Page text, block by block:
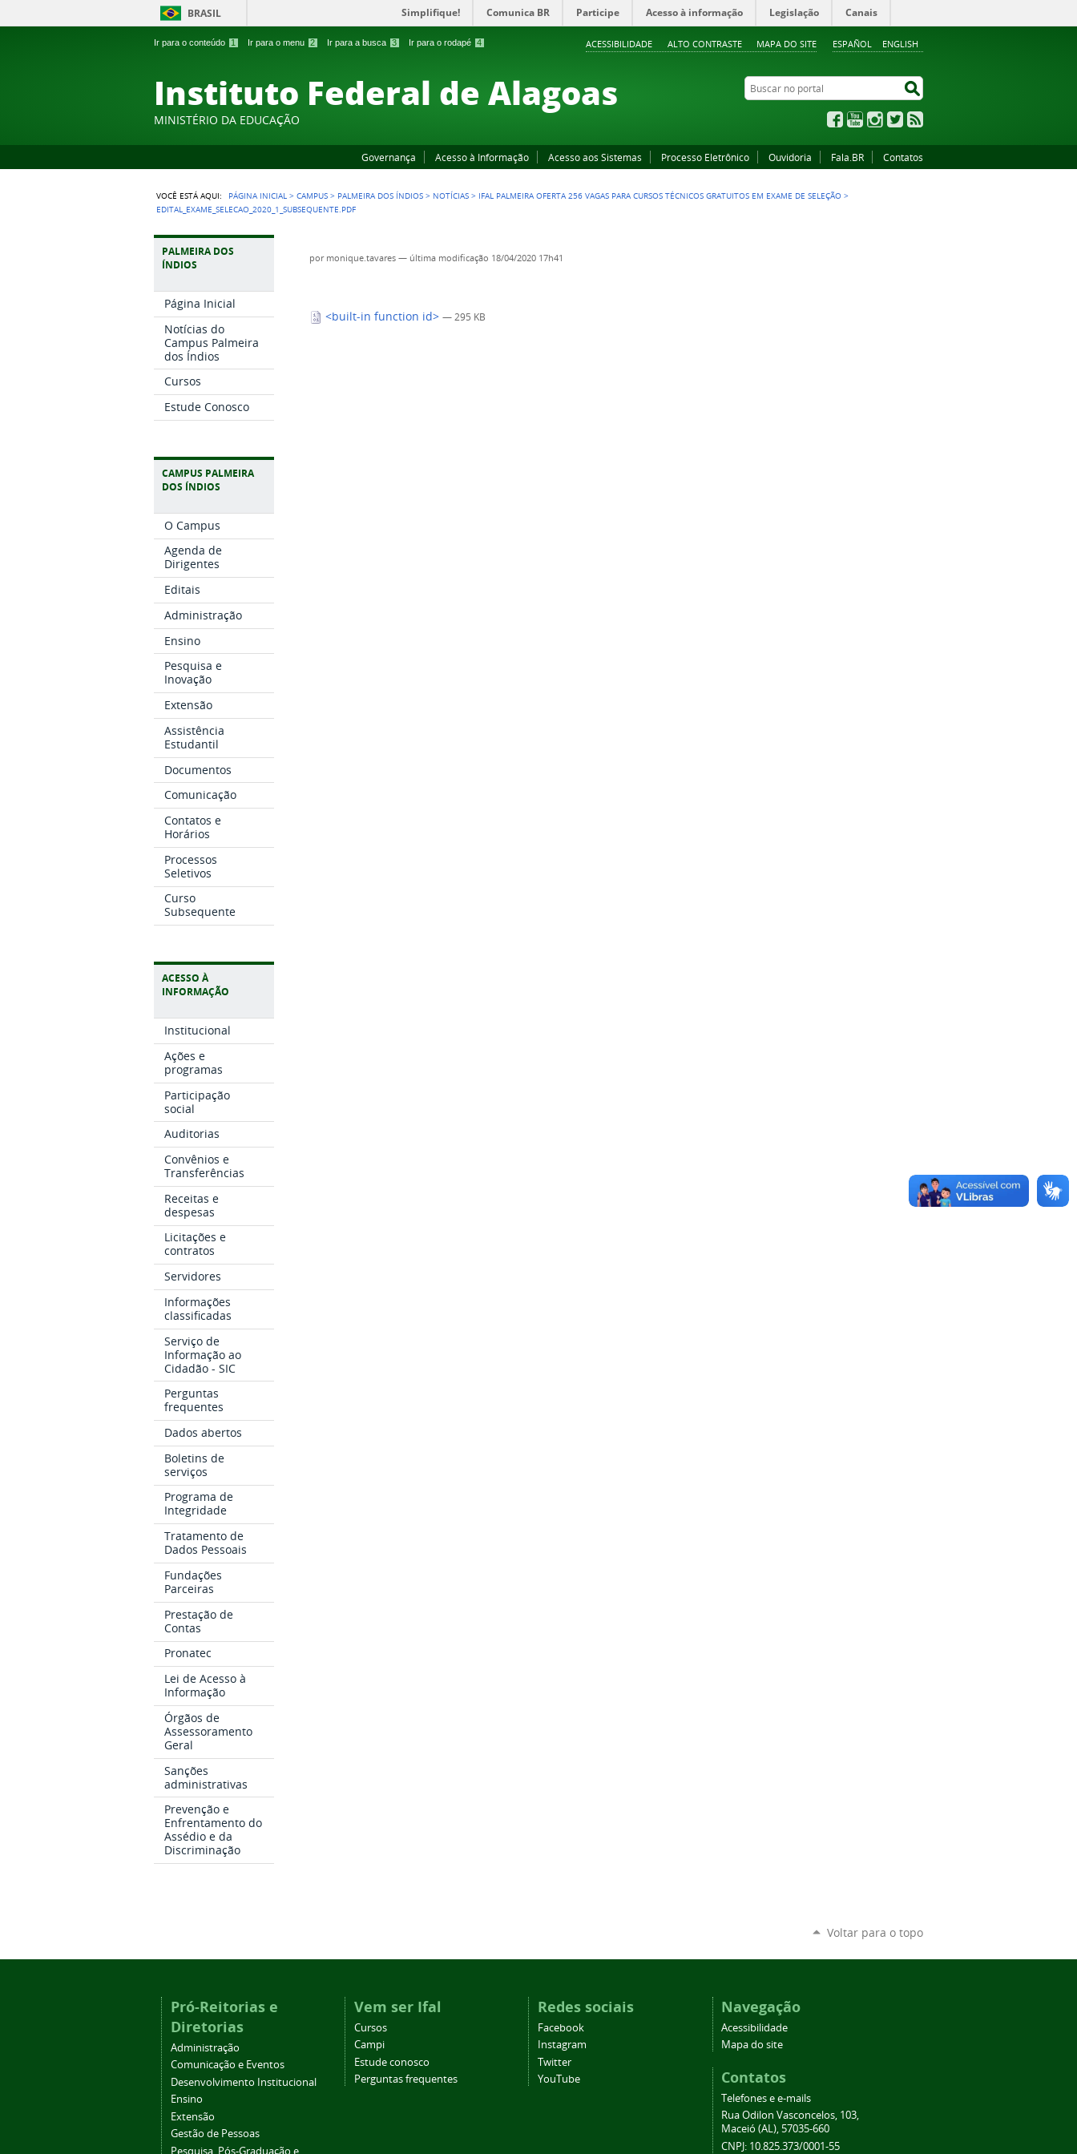
Ir para o conteúdo 1 Ir para o menu 2 Ir para a busca 3 Ir para o rodapé 4 ESPAÑOL ENGLISH
ACESSIBILIDADE ALTO CONTRASTE MAPA DO SITE
BRASIL Simplifique! Comunica BR Participe Acesso à informação Legislação Canais
Instituto Federal de Alagoas
MINISTÉRIO DA EDUCAÇÃO
Buscar no portal
FacebookYouTubeInstagram
Twitter
Governança Acesso à Informação Acesso aos Sistemas Processo Eletrônico Ouvidoria Fala.BR Contatos
VOCÊ ESTÁ AQUI: PÁGINA INICIAL >CAMPUS > PALMEIRA DOS ÍNDIOS > NOTÍCIAS > IFAL PALMEIRA OFERTA 256 VAGAS PARA CURSOS TÉCNICOS GRATUITOS EM EXAME DE SELEÇÃO >
EDITAL_EXAME_SELECAO_2020_1_SUBSEQUENTE.PDF
PALMEIRA DOS
ÍNDIOS
Página Inicial
Notícias do
Campus Palmeira
dos Índios
Cursos
Estude Conosco
CAMPUS PALMEIRA
DOS ÍNDIOS
O Campus
Agenda de
Dirigentes
Editais
Administração
Ensino
Pesquisa e
Inovação
Extensão
Assistência
Estudantil
Documentos
Comunicação
Contatos e
Horários
Processos
Seletivos
Curso
Subsequente
ACESSO À
INFORMAÇÃO
Institucional
Ações e
programas
Participação
social
Auditorias
Convênios e
Transferências
Receitas e
despesas
Licitações e
contratos
Servidores
Informações
classificadas
Serviço de
Informação ao
Cidadão - SIC
Perguntas
frequentes
Dados abertos
Boletins de
serviços
Programa de
Integridade
Tratamento de
Dados Pessoais
Fundações
Parceiras
Prestação de
Contas
Pronatec
Lei de Acesso à
Informação
Órgãos de
Assessoramento
Geral
Sanções
administrativas
Prevenção e
Enfrentamento do
Assédio e da
Discriminação
por monique.tavares — última modificação 18/04/2020 17h41
<built-in function id>— 295 KB
Voltar para o topo
Pró-Reitorias e
Diretorias
Administração
Comunicação e Eventos
Desenvolvimento Institucional
Ensino
Extensão
Gestão de Pessoas
Pesquisa, Pós-Graduação e
Vem ser Ifal
Cursos
Campi
Estude conosco
Perguntas frequentes
Redes sociais
Facebook
Instagram
Twitter
YouTube
Navegação
Acessibilidade
Mapa do site
Contatos
Telefones e e-mails
Rua Odilon Vasconcelos, 103,
Maceió (AL), 57035-660
CNPJ: 10.825.373/0001-55